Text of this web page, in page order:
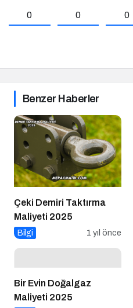
0 0 0
Benzer Haberler
Çeki Demiri Taktırma
Maliyeti 2025
Bilgi 1 yıl önce
Bir Evin Doğalgaz
Maliyeti 2025